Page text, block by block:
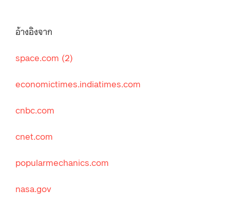
อ้างอิงจาก
space.com (2)
economictimes.indiatimes.com
cnbc.com
cnet.com
popularmechanics.com
nasa.gov